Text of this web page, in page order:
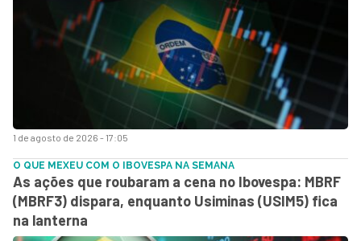
1 de agosto de 2026 - 17:05
O QUE MEXEU COM O IBOVESPA NA SEMANA
As ações que roubaram a cena no Ibovespa: MBRF
(MBRF3) dispara, enquanto Usiminas (USIM5) fica
na lanterna